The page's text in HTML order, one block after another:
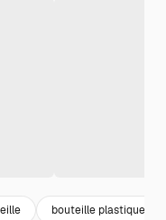
bouteille plastique